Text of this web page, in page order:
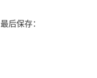
后保存：